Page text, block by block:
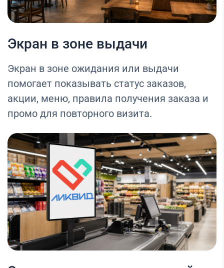
Экран в зоне выдачи
Экран в зоне ожидания или выдачи
помогает показывать статус заказов,
акции, меню, правила получения заказа и
промо для повторного визита.